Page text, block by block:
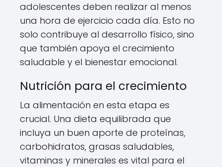
adolescentes deben realizar al menos
una hora de ejercicio cada día. Esto no
solo contribuye al desarrollo físico, sino
que también apoya el crecimiento
saludable y el bienestar emocional.
Nutrición para el crecimiento
La alimentación en esta etapa es
crucial. Una dieta equilibrada que
incluya un buen aporte de proteínas,
carbohidratos, grasas saludables,
vitaminas y minerales es vital para el